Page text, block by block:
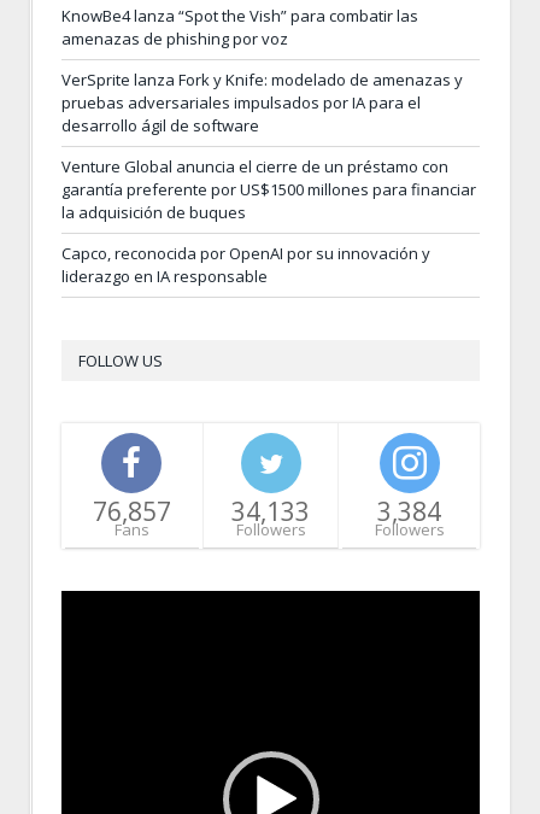
KnowBe4 lanza “Spot the Vish” para combatir las
amenazas de phishing por voz
VerSprite lanza Fork y Knife: modelado de amenazas y
pruebas adversariales impulsados por IA para el
desarrollo ágil de software
Venture Global anuncia el cierre de un préstamo con
garantía preferente por US$1500 millones para financiar
la adquisición de buques
Capco, reconocida por OpenAI por su innovación y
liderazgo en IA responsable
FOLLOW US
76,857
Fans
34,133
Followers
3,384
Followers